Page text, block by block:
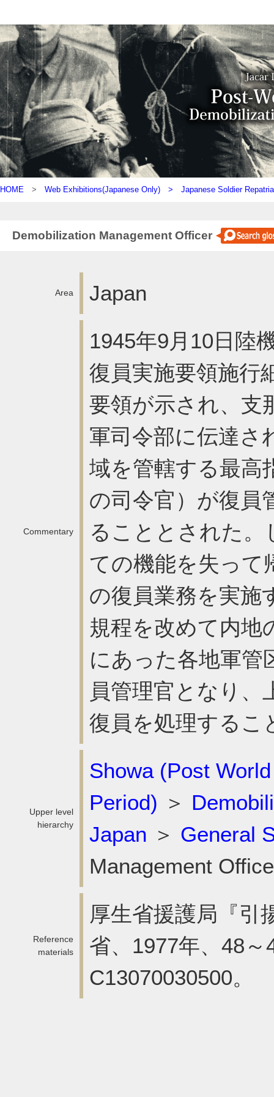
HOME > Web Exhibitions(Japanese Only) > Japanese Soldier
Demobilization Management Officer
Area Japan
Commentary
1945年9月10日陸
復員実施要領施行
要領が示され、支
軍司令部に伝達さ
域を管轄する最高
の司令官）が復員
ることとされた。
ての機能を失って
の復員業務を実施
規程を改めて内地
にあった各地軍管
員管理官となり、
復員を処理するこ
Upper level
hierarchy
Showa (Post
Period) ＞
Japan ＞ General
Management
Reference
materials
厚生省援護局『引
省、1977年、48
C13070030500。